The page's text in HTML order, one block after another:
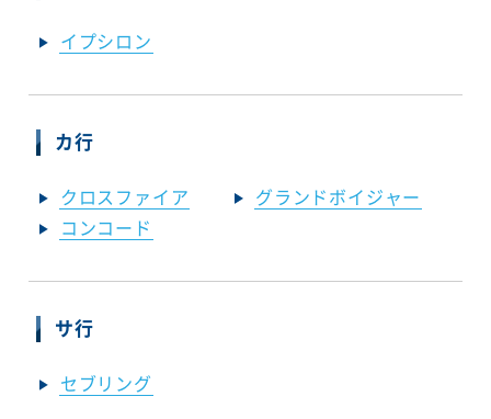
イプシロン
カ行
クロスファイア
グランドボイジャー
コンコード
サ行
セブリング